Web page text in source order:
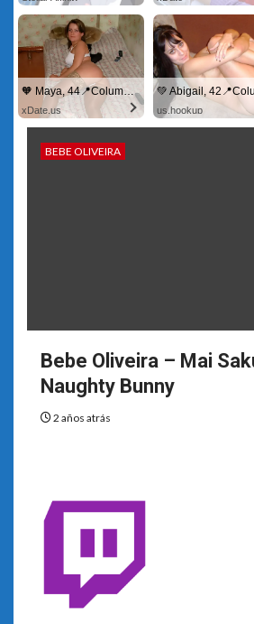
🧡 Maya, 44📍Columbus
xDate.us us.hookup
BEBE OLIVEIRA
Bebe Oliveira – Mai
Naughty Bunny
2 años atrás